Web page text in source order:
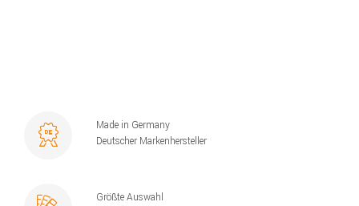
Made in Germany
Deutscher Markenhersteller
Größte Auswahl